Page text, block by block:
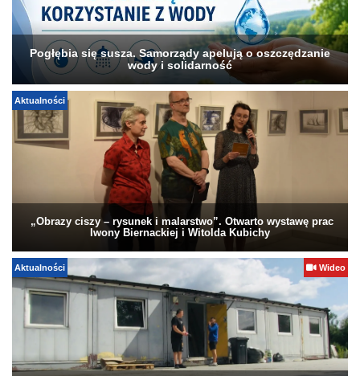
Pogłębia się susza. Samorządy apelują o oszczędzanie
wody i solidarność
Aktualności
„Obrazy ciszy – rysunek i malarstwo”. Otwarto wystawę prac
Iwony Biernackiej i Witolda Kubichy
Aktualności Wideo